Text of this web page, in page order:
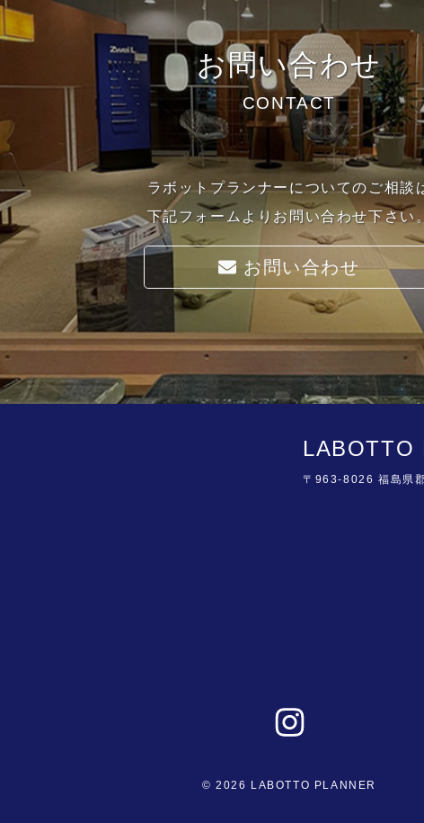
お問い合わせ
CONTACT
ラボットプランナーについてのご相談
下記フォームよりお問い合わせ下さい。
お問い合わせ
LABOTTO
〒963-8026 福島県
© 2026 LABOTTO PLANNER